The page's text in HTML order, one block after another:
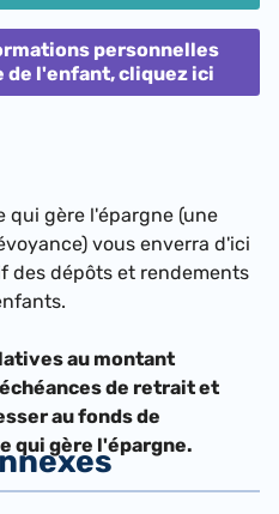
personnelles
de l'enfant, cliquez ici
qui gère l'épargne (une
vous enverra d'ici
des dépôts et rendements
au montant
de retrait et
au fonds de
qui gère l'épargne.